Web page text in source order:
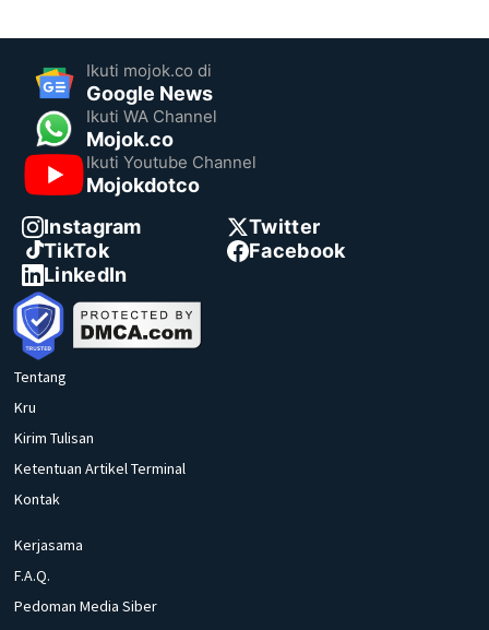
Ikuti mojok.co di
Google News
Ikuti WA Channel
Mojok.co
Ikuti Youtube Channel
Mojokdotco
Instagram
Twitter
TikTok
Facebook
LinkedIn
Tentang
Kru
Kirim Tulisan
Ketentuan Artikel Terminal
Kontak
Kerjasama
F.A.Q.
Pedoman Media Siber